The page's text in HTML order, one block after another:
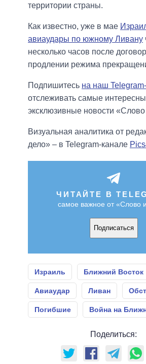
территории страны.
Как известно, уже в мае
авиаудары по южному Ливану
несколько часов после
продлении режима
Подпишитесь на наш
отслеживать самые
эксклюзивные новости
Визуальная аналитика от
дело» – в Telegram-канале
ЧИТАЙТЕ В
самое важное от «Слово
Подписаться
Израиль Ближний Восток
Авиаудар Ливан
Погибшие Война на
Поделиться: